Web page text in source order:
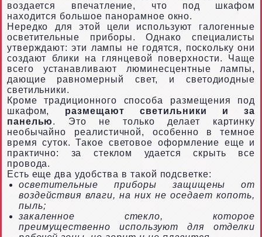
воздается впечатление, что под шкафом
находится большое панорамное окно.
Нередко для этой цели используют галогенные
осветительные приборы. Однако специалисты
утверждают: эти лампы не годятся, поскольку они
создают блики на глянцевой поверхности. Чаще
всего устанавливают люминесцентные лампы,
дающие равномерный свет, и светодиодные
светильники.
Кроме традиционного способа размещения под
шкафом, размещают светильники и за
панелью. Это не только делает картинку
необычайно реалистичной, особенно в темное
время суток. Такое световое оформление еще и
практично: за стеклом удается скрыть все
провода.
Есть еще два удобства в такой подсветке:
осветительные приборы защищены от
воздействия влаги, на них не оседает копоть,
пыль;
закаленное стекло, которое
преимущественно используют для отделки